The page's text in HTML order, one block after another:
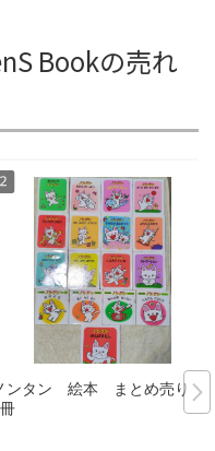
Bookの売れ
ンタン 絵本 まとめ売り 1